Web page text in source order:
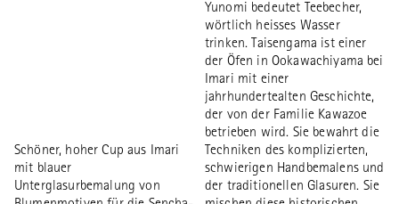
Schöner, hoher Cup aus Imari
mit blauer
Unterglasurbemalung von
Yunomi bedeutet Teebecher,
wörtlich heisses Wasser
trinken. Taisengama ist einer
der Öfen in Ookawachiyama bei
Imari mit einer
jahrhundertealten Geschichte,
der von der Familie Kawazoe
betrieben wird. Sie bewahrt die
Techniken des komplizierten,
schwierigen Handbemalens und
der traditionellen Glasuren. Sie